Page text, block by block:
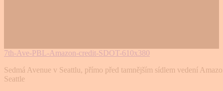
Sedmá Avenue v Seattlu, přímo před tamnějším sídlem vedení
Seattle